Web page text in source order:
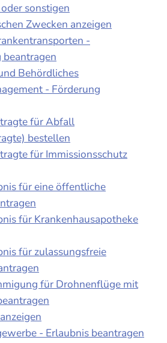
sonstigen
Zwecken anzeigen
-
Behördliches
- Förderung
für Abfall
bestellen
für Immissionsschutz
für eine öffentliche
für Krankenhausapotheke
für zulassungsfreie
für Drohnenflüge mit
- Erlaubnis beantragen